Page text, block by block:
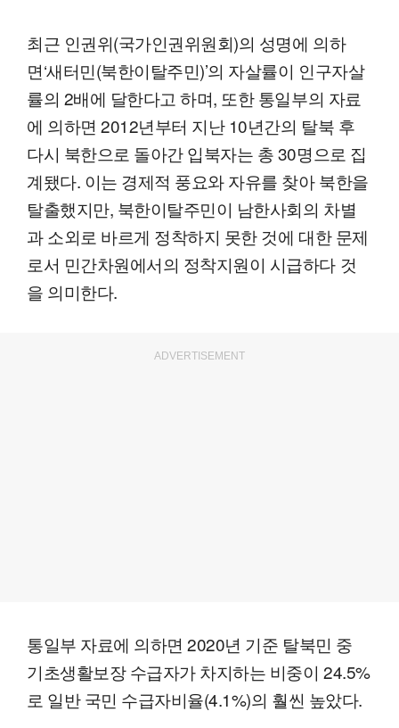
최근 인권위(국가인권위원회)의 성명에 의하
면‘새터민(북한이탈주민)’의 자살률이 인구자살
률의 2배에 달한다고 하며, 또한 통일부의 자료
에 의하면 2012년부터 지난 10년간의 탈북 후
다시 북한으로 돌아간 입북자는 총 30명으로 집
계됐다. 이는 경제적 풍요와 자유를 찾아 북한을
탈출했지만, 북한이탈주민이 남한사회의 차별
과 소외로 바르게 정착하지 못한 것에 대한 문제
로서 민간차원에서의 정착지원이 시급하다 것
을 의미한다.
ADVERTISEMENT
통일부 자료에 의하면 2020년 기준 탈북민 중
기초생활보장 수급자가 차지하는 비중이 24.5%
로 일반 국민 수급자비율(4.1%)의 훨씬 높았다.